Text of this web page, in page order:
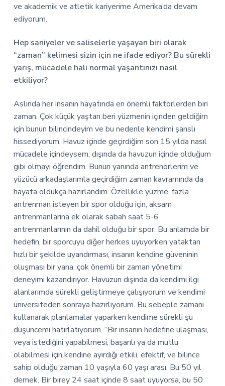
ve akademik ve atletik kariyerime Amerika’da devam
ediyorum.
Hep saniyeler ve saliselerle yaşayan biri olarak
“zaman” kelimesi sizin için ne ifade ediyor? Bu sürekli
yarış, mücadele hali normal yaşantınızı nasıl
etkiliyor?
Aslında her insanın hayatında en önemli faktörlerden biri
zaman. Çok küçük yaştan beri yüzmenin içinden geldiğim
için bunun bilincindeyim ve bu nedenle kendimi şanslı
hissediyorum. Havuz içinde geçirdiğim son 15 yılda nasıl
mücadele içindeysem, dışında da havuzun içinde olduğum
gibi olmayı öğrendim. Bunun yanında antrenörlerim ve
yüzücü arkadaşlarımla geçirdiğim zaman kavramında da
hayata oldukça hazırlandım. Özellikle yüzme, fazla
antrenman isteyen bir spor olduğu için, aksam
antrenmanlarına ek olarak sabah saat 5-6
antrenmanlarının da dahil olduğu bir spor. Bu anlamda bir
hedefin, bir sporcuyu diğer herkes uyuyorken yataktan
hızlı bir şekilde uyandırması, insanın kendine güveninin
oluşması bir yana, çok önemli bir zaman yönetimi
deneyimi kazandırıyor. Havuzun dışında da kendimi ilgi
alanlarımda sürekli geliştirmeye çalışıyorum ve kendimi
üniversiteden sonraya hazırlıyorum. Bu sebeple zamanı
kullanarak planlamalar yaparken kendime sürekli şu
düşüncemi hatırlatıyorum. “Bir insanın hedefine ulaşması,
veya istediğini yapabilmesi, başarılı ya da mutlu
olabilmesi için kendine ayırdığı etkili, efektif, ve bilince
sahip olduğu zaman 10 yaşıyla 60 yaşı arası. Bu 50 yıl
demek. Bir birey 24 saat içinde 8 saat uyuyorsa, bu 50